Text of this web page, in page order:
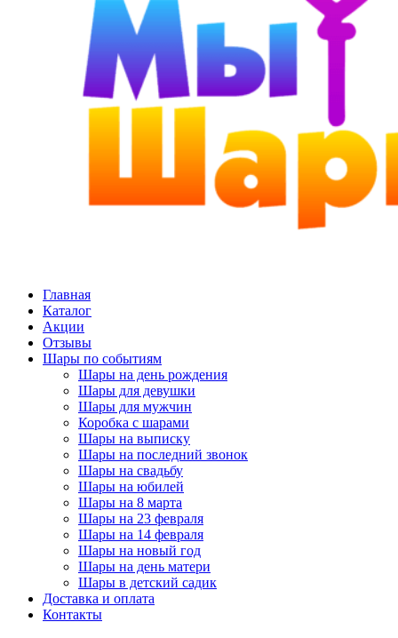
Главная
Каталог
Акции
Отзывы
Шары по событиям
Шары на день рождения
Шары для девушки
Шары для мужчин
Коробка с шарами
Шары на выписку
Шары на последний звонок
Шары на свадьбу
Шары на юбилей
Шары на 8 марта
Шары на 23 февраля
Шары на 14 февраля
Шары на новый год
Шары на день матери
Шары в детский садик
Доставка и оплата
Контакты